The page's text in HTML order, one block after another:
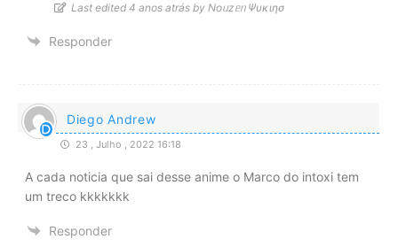
Last edited 4 anos atrás by Noᥙzᥱᥒ Ψυκιησ
Responder
Diego Andrew
23 , Julho , 2022 16:18
A cada noticia que sai desse anime o Marco do intoxi tem
um treco kkkkkkk
Responder